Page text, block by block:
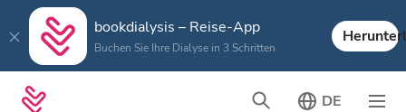
bookdialysis – Reise-App
Buchen Sie Ihre Dialyse in 3 Schritten
DE